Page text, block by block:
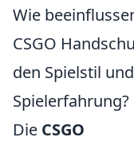
Wie
CSGO
den Spielstil
Spielerfahrung?
Die CSGO